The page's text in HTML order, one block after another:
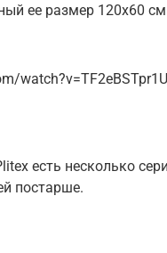
ее размер 120х60
watch?v=TF2eBSTpr1U
есть несколько
постарше.